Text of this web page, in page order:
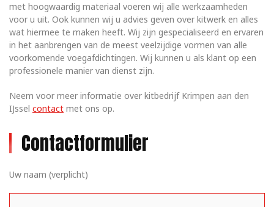
met hoogwaardig materiaal voeren wij alle werkzaamheden
voor u uit. Ook kunnen wij u advies geven over kitwerk en alles
wat hiermee te maken heeft. Wij zijn gespecialiseerd en ervaren
in het aanbrengen van de meest veelzijdige vormen van alle
voorkomende voegafdichtingen. Wij kunnen u als klant op een
professionele manier van dienst zijn.
Neem voor meer informatie over kitbedrijf Krimpen aan den
IJssel contact met ons op.
Contactformulier
Uw naam (verplicht)